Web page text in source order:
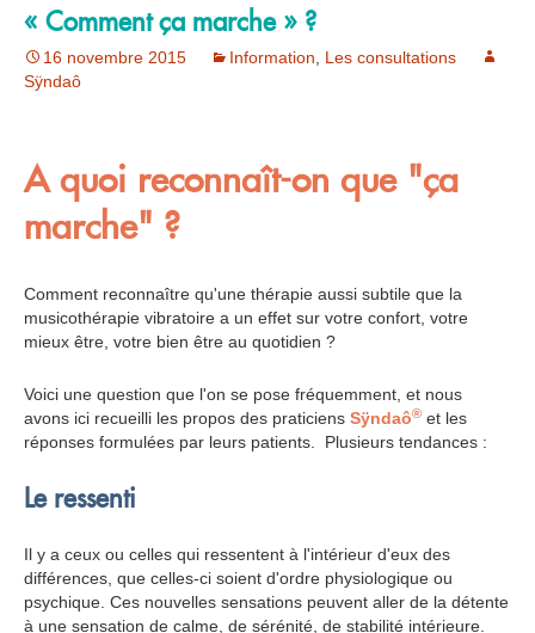
« Comment ça marche » ?
16 novembre 2015 Information, Les consultations
Sÿndaô
A quoi reconnaît-on que "ça
marche" ?
Comment reconnaître qu'une thérapie aussi subtile que la
musicothérapie vibratoire a un effet sur votre confort, votre
mieux être, votre bien être au quotidien ?
Voici une question que l'on se pose fréquemment, et nous
avons ici recueilli les propos des praticiens Sÿndaô® et les
réponses formulées par leurs patients. Plusieurs tendances :
Le ressenti
Il y a ceux ou celles qui ressentent à l'intérieur d'eux des
différences, que celles-ci soient d'ordre physiologique ou
psychique. Ces nouvelles sensations peuvent aller de la détente
à une sensation de calme, de sérénité, de stabilité intérieure.